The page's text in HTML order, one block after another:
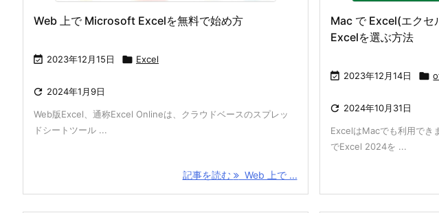
Web 上で Microsoft Excelを無料で始め方
 2023年12月15日  Excel
 2024年1月9日
Web版Excel、通称Excel Onlineは、クラウドベースのスプレッ
ドシートツール ...
記事を読む Web 上で ...
Mac で Excel(エクセ
Excelを選ぶ方法
 2023年12月14日 
 2024年10月31日
ExcelはMacでも利用でき
でExcel 2024を ...